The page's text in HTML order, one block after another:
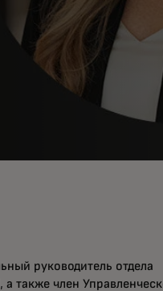
руководитель отдела
также член